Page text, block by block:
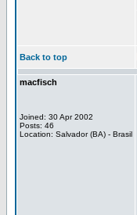
Back to top
macfisch
Joined: 30 Apr 2002
Posts: 46
Location: Salvador (BA) - Brasil